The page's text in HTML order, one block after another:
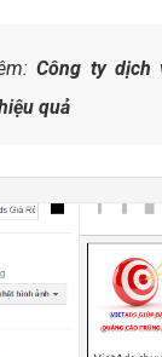
Công ty dịch
quả